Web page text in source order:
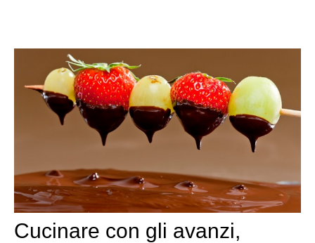
Cucinare con gli avanzi,